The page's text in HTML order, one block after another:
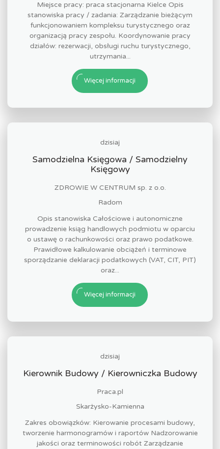
Miejsce pracy: praca stacjonarna Kielce Opis
stanowiska pracy / zadania: Zarządzanie bieżącym
funkcjonowaniem kompleksu turystycznego oraz
organizacją pracy zespołu. Koordynowanie pracy
działów: rezerwacji, obsługi ruchu turystycznego,
utrzymania...
Więcej informacji
dzisiaj
Samodzielna Księgowa / Samodzielny
Księgowy
ZDROWIE W CENTRUM sp. z o.o.
Radom
Opis stanowiska Całościowe i autonomiczne
prowadzenie ksiąg handlowych podmiotu w oparciu
o ustawę o rachunkowości oraz prawo podatkowe.
Prawidłowe kalkulowanie obciążeń i terminowe
sporządzanie deklaracji podatkowych (VAT, CIT, PIT)
oraz...
Więcej informacji
dzisiaj
Kierownik Budowy / Kierowniczka Budowy
Praca.pl
Skarżysko-Kamienna
Zakres obowiązków: Kierowanie procesami budowy,
tworzenie harmonogramów i raportów Nadzorowanie
jakości oraz terminowości robót Zarządzanie